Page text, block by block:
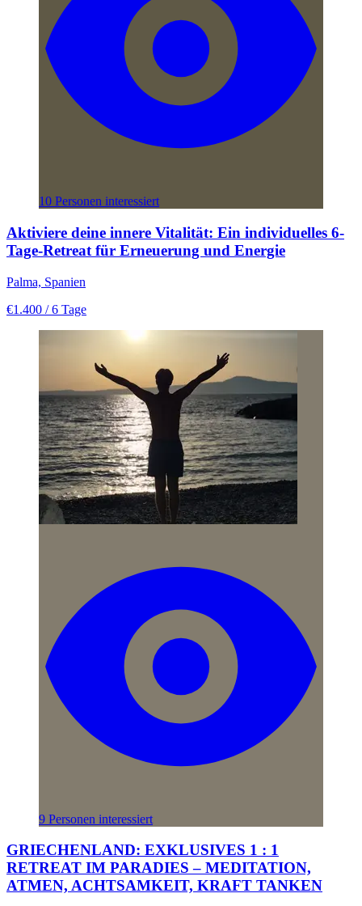
10 Personen interessiert
Aktiviere deine innere Vitalität: Ein individuelles 6-
Tage-Retreat für Erneuerung und Energie
Palma, Spanien
€1.400 / 6 Tage
9 Personen interessiert
GRIECHENLAND: EXKLUSIVES 1 : 1
RETREAT IM PARADIES – MEDITATION,
ATMEN, ACHTSAMKEIT, KRAFT TANKEN